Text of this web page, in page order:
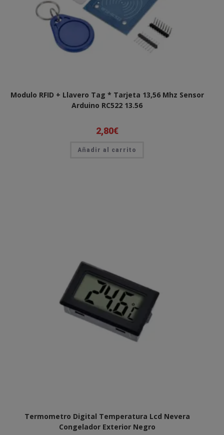
Modulo RFID + Llavero Tag * Tarjeta 13,56 Mhz Sensor
Arduino RC522 13.56
2,80€
Añadir al carrito
Termometro Digital Temperatura Lcd Nevera
Congelador Exterior Negro